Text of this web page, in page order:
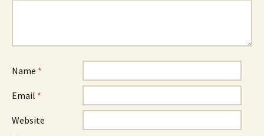
Name *
Email *
Website